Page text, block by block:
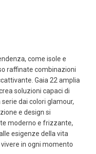
come isole e
raffinate combinazioni
Gaia 22 amplia
soluzioni capaci di
dai colori glamour,
e design si
moderno e frizzante,
esigenze della vita
in ogni momento